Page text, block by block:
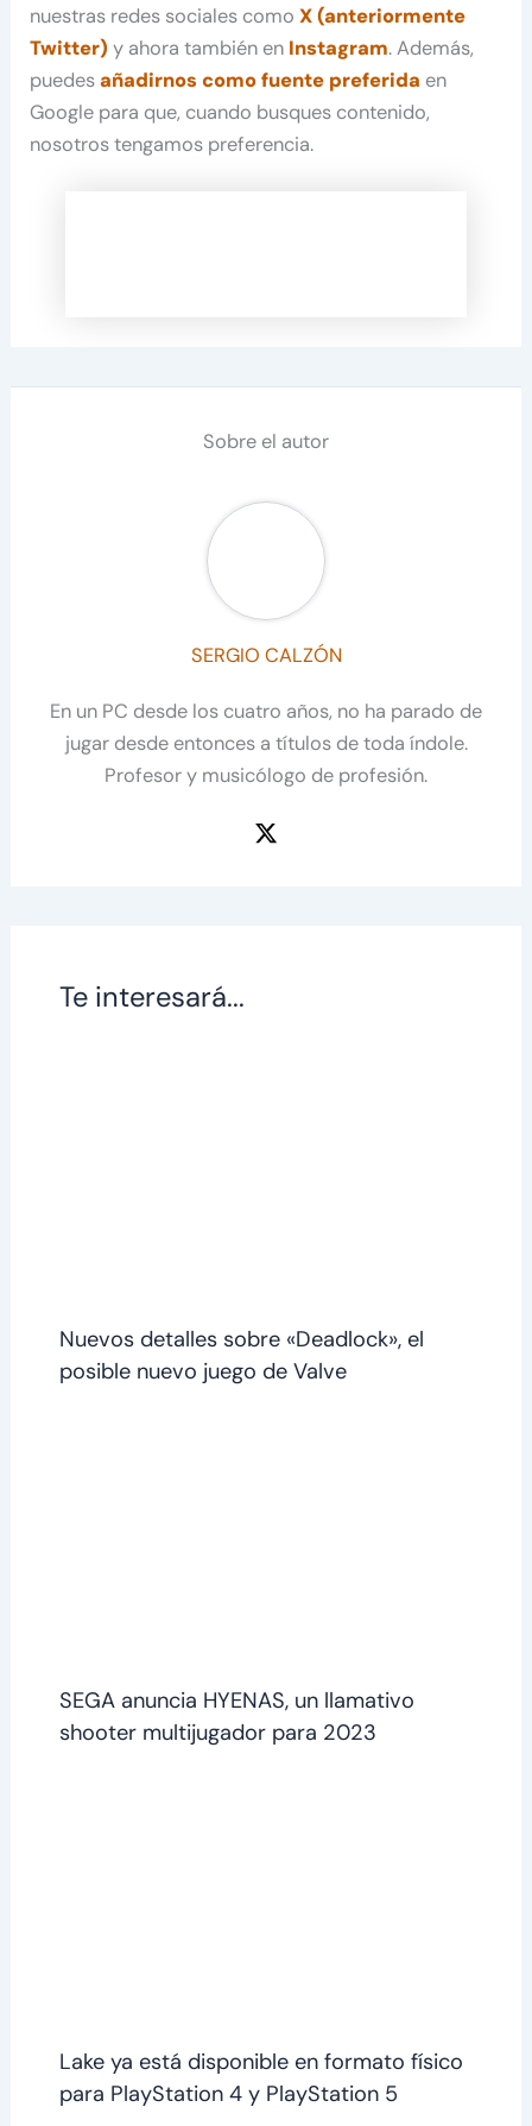
nuestras redes sociales comoX (anteriormente
Twitter) y ahora también en Instagram. Además,
puedesañadirnos como fuente preferida en
Google para que, cuando busques contenido,
nosotros tengamos preferencia.
Sobre el autor
SERGIO CALZÓN
En un PC desde los cuatro años, no ha parado de
jugar desde entonces a títulos de toda índole.
Profesor y musicólogo de profesión.
Te interesará...
Nuevos detalles sobre «Deadlock», el
posible nuevo juego de Valve
SEGA anuncia HYENAS, un llamativo
shooter multijugador para 2023
Lake ya está disponible en formato físico
para PlayStation 4 y PlayStation 5